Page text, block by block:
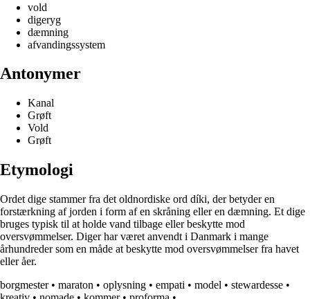
vold
digeryg
dæmning
afvandingssystem
Antonymer
Kanal
Grøft
Vold
Grøft
Etymologi
Ordet dige stammer fra det oldnordiske ord díki, der betyder en
forstærkning af jorden i form af en skråning eller en dæmning. Et dige
bruges typisk til at holde vand tilbage eller beskytte mod
oversvømmelser. Diger har været anvendt i Danmark i mange
århundreder som en måde at beskytte mod oversvømmelser fra havet
eller åer.
borgmester• maraton • oplysning • empati • model • stewardesse •